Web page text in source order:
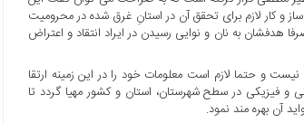
و کار لازم برای تحقق آن در استانِ غرق شده در محرومیت
هدفشان به نان و نوایی رسیدن در ایراد انتقاد و اعتراض
و حتما لازم است معلومات خود را در این زمینه ارتقا
و فیزیکی در سطح شهرستان، استان و کشور مهیا گردد تا
آن بهره مند نمود.